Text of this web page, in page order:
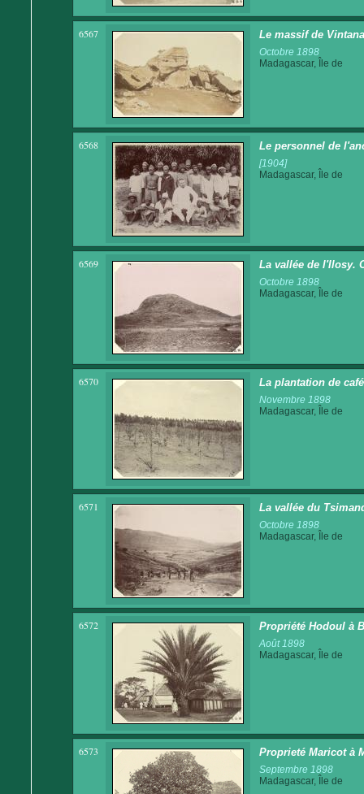
6567 Le massif de
Octobre 1898
Madagascar, Île de
6568 Le personnel de
[1904]
Madagascar, Île de
6569 La vallée de l'Ilosy.
Octobre 1898
Madagascar, Île de
6570 La plantation de
Novembre 1898
Madagascar, Île de
6571 La vallée du
Octobre 1898
Madagascar, Île de
6572 Propriété Hodoul à
Août 1898
Madagascar, Île de
6573 Proprieté Maricot à
Septembre 1898
Madagascar, Île de